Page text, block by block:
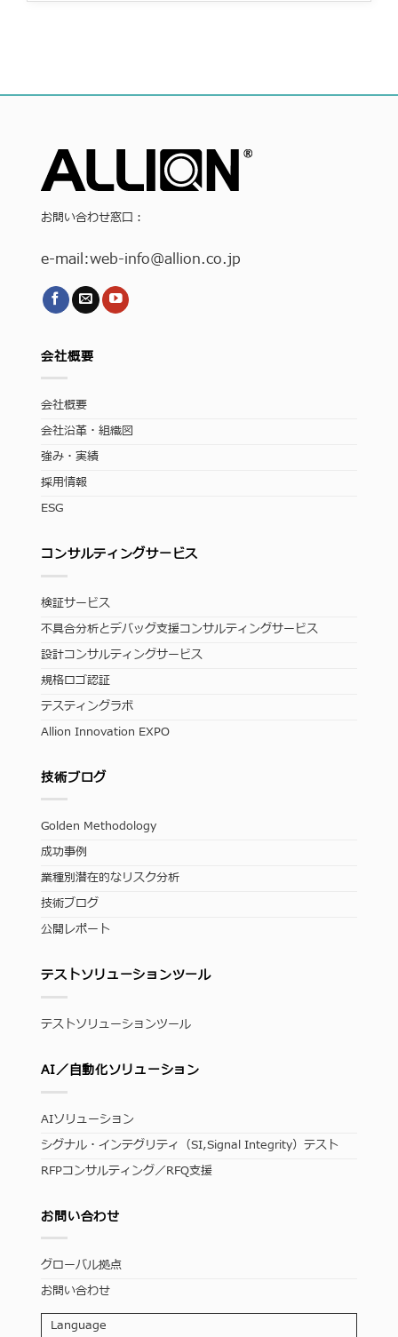
お問い合わせ窓口：
e-mail:web-info@allion.co.jp
会社概要
会社概要
会社沿革・組織図
強み・実績
採用情報
ESG
コンサルティングサービス
検証サービス
不具合分析とデバッグ支援コンサルティングサービス
設計コンサルティングサービス
規格ロゴ認証
テスティングラボ
Allion Innovation EXPO
技術ブログ
Golden Methodology
成功事例
業種別潜在的なリスク分析
技術ブログ
公開レポート
テストソリューションツール
テストソリューションツール
AI／自動化ソリューション
AIソリューション
シグナル・インテグリティ（SI,Signal Integrity）テスト
RFPコンサルティング／RFQ支援
お問い合わせ
グローバル拠点
お問い合わせ
Language